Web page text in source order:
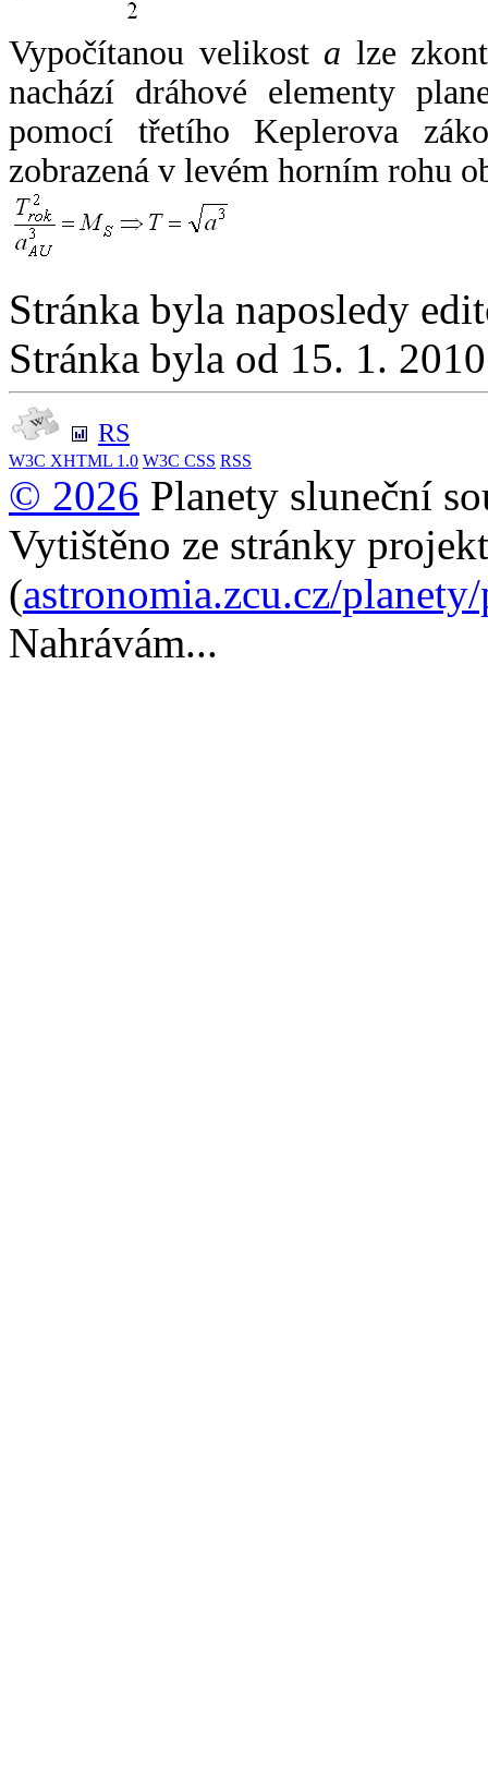
Vypočítanou velikost a lze
nachází dráhové elementy
pomocí třetího Keplerova
zobrazená v levém horním rohu
Stránka byla naposledy
Stránka byla od 15. 1.
RS
W3C XHTML 1.0 W3C CSS RSS
© 2026 Planety sluneční
Vytištěno ze stránky
(astronomia.zcu.cz/
Nahrávám...